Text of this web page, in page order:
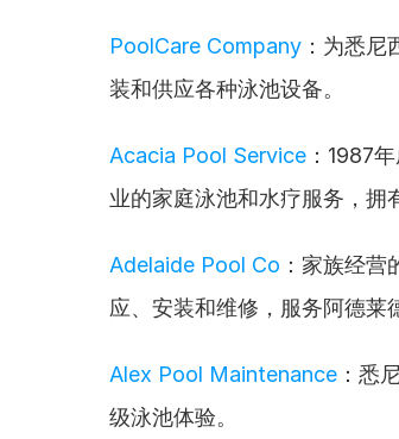
PoolCare Company ：为悉
装和供应各种泳池设备。
Acacia Pool Service ：1987
业的家庭泳池和水疗服务，拥
Adelaide Pool Co ：家族经
应、安装和维修，服务阿德莱
Alex Pool Maintenance ：悉
级泳池体验。